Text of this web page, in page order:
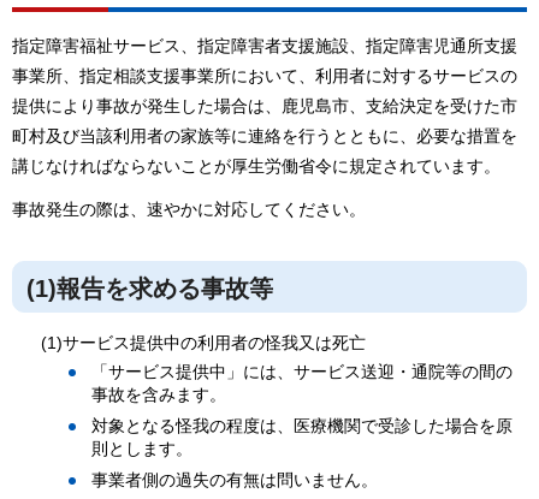
指定障害福祉サービス、指定障害者支援施設、指定障害児通所支援
事業所、指定相談支援事業所において、利用者に対するサービスの
提供により事故が発生した場合は、鹿児島市、支給決定を受けた市
町村及び当該利用者の家族等に連絡を行うとともに、必要な措置を
講じなければならないことが厚生労働省令に規定されています。
事故発生の際は、速やかに対応してください。
(1)報告を求める事故等
(1)サービス提供中の利用者の怪我又は死亡
「サービス提供中」には、サービス送迎・通院等の間の
事故を含みます。
対象となる怪我の程度は、医療機関で受診した場合を原
則とします。
事業者側の過失の有無は問いません。